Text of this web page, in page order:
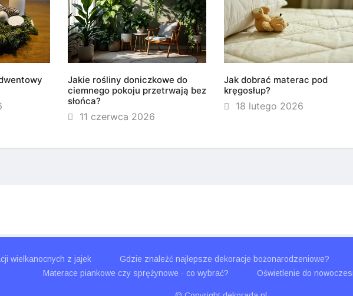
Jakie rośliny doniczkowe do
ciemnego pokoju przetrwają bez
słońca?
11 czerwca 2026
Jak dobrać materac pod
kręgosłup?
18 lutego 2026
wielkanocnych z jajek Gdzie znaleźć najlepsze dekoracje bożonarodzeniowe?
Materace piankowe czy sprężynowe - co wybrać?
Oświetlenie do